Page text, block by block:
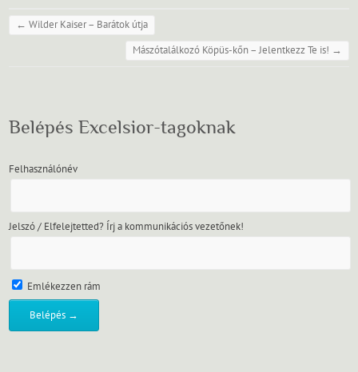
← Wilder Kaiser – Barátok útja
Mászótalálkozó Köpüs-kőn – Jelentkezz Te is! →
Belépés Excelsior-tagoknak
Felhasználónév
Jelszó / Elfelejtetted? Írj a kommunikációs vezetőnek!
Emlékezzen rám